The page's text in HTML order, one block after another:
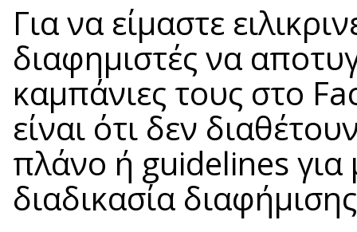
Για να είμαστε
διαφημιστές να
καμπάνιες τους στο
είναι ότι δεν
πλάνο ή guidelines για
διαδικασία